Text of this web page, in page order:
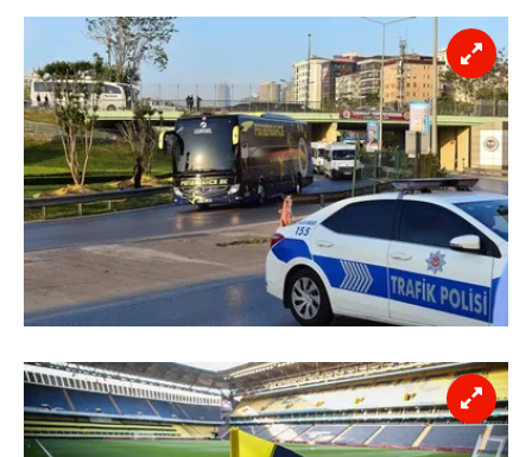
kullanılmaktadır. Diğer çerezler, sitemizin daha işlevsel
kılınması ve kişiselleştirilmesi ve sizlere yönelik
reklam/pazarlama faaliyetlerinin yapılması, amaçlarıyla
sınırlı olarak açık rızanız dahilinde kullanılacaktır.
Çerezlere ilişkin tercihlerinizi aşağıda yer alan panel
vasıtasıyla belirleyebilirsiniz. Çerezlere ilişkin detaylı bilgi
için Ayarlar butonuna tıklayabilir,Çerez Bilgilendirme
Metnimiziziyaret edebilirsiniz.
6698 sayılı Kişisel Verilerin Korunması Kanunu uyarınca
ilgili mevzuata uygun olarak kullanılan çerezlerle ilgili bilgi
almak için lütfentıklayınız.